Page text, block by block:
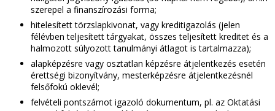
szerepel a finanszírozási forma;
hitelesített törzslapkivonat, vagy kreditigazolás (jelen
félévben teljesített tárgyakat, összes teljesített kreditet és a
halmozott súlyozott tanulmányi átlagot is tartalmazza);
alapképzésre vagy osztatlan képzésre átjelentkezés esetén
érettségi bizonyítvány, mesterképzésre átjelentkezésnél
felsőfokú oklevél;
felvételi pontszámot igazoló dokumentum, pl. az Oktatási